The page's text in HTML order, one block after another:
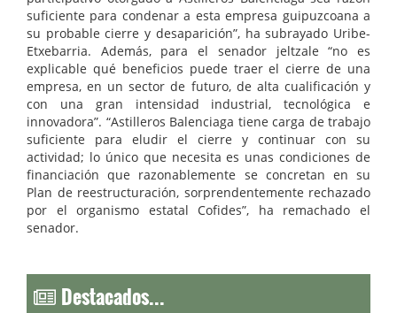
suficiente para condenar a esta empresa guipuzcoana a
su probable cierre y desaparición”, ha subrayado Uribe-
Etxebarria. Además, para el senador jeltzale “no es
explicable qué beneficios puede traer el cierre de una
empresa, en un sector de futuro, de alta cualificación y
con una gran intensidad industrial, tecnológica e
innovadora”. “Astilleros Balenciaga tiene carga de trabajo
suficiente para eludir el cierre y continuar con su
actividad; lo único que necesita es unas condiciones de
financiación que razonablemente se concretan en su
Plan de reestructuración, sorprendentemente rechazado
por el organismo estatal Cofides”, ha remachado el
senador.
Destacados...